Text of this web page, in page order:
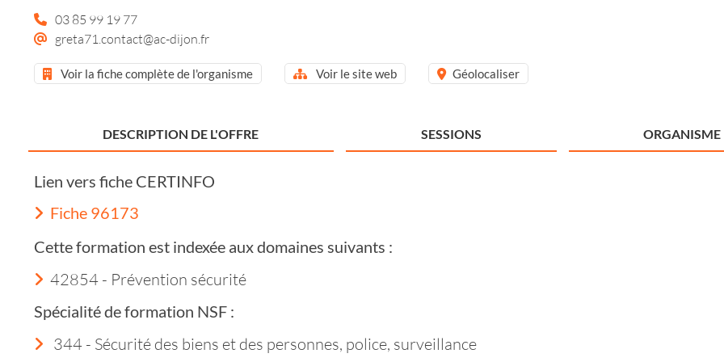
03 85 99 19 77
greta71.contact@ac-dijon.fr
Voir la fiche complète de l'organisme Voir le site web Géolocaliser
DESCRIPTION DE L'OFFRE SESSIONS ORGANISME
Lien vers fiche CERTINFO
Fiche 96173
Cette formation est indexée aux domaines suivants :
42854 - Prévention sécurité
Spécialité de formation NSF :
344 - Sécurité des biens et des personnes, police, surveillance